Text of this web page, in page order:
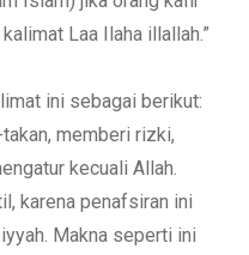
Laa Ilaha illallah.”
ini sebagai berikut:
memberi rizki,
kecuali Allah.
karena penafsiran ini
Makna seperti ini